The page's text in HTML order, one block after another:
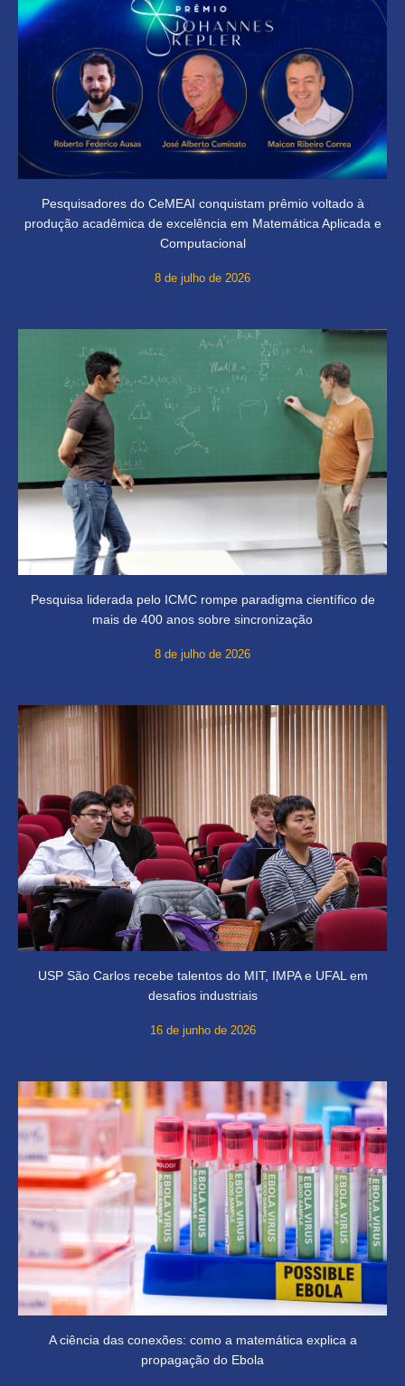
Pesquisadores do CeMEAI conquistam prêmio voltado à
produção acadêmica de excelência em Matemática Aplicada e
Computacional
8 de julho de 2026
Pesquisa liderada pelo ICMC rompe paradigma científico de
mais de 400 anos sobre sincronização
8 de julho de 2026
USP São Carlos recebe talentos do MIT, IMPA e UFAL em
desafios industriais
16 de junho de 2026
A ciência das conexões: como a matemática explica a
propagação do Ebola